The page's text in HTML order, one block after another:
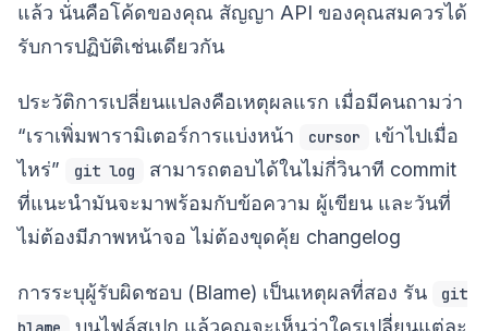
แล้ว นั่นคือโค้ดของคุณ สัญญา API ของคุณสมควรได้
รับการปฏิบัติเช่นเดียวกัน
ประวัติการเปลี่ยนแปลงคือเหตุผลแรก เมื่อมีคนถามว่า
“เราเพิ่มพารามิเตอร์การแบ่งหน้า
cursor
เข้าไปเมื่อ
ไหร่”
git log
สามารถตอบได้ในไม่กี่วินาที commit
ที่แนะนำมันจะมาพร้อมกับข้อความ ผู้เขียน และวันที่
ไม่ต้องมีภาพหน้าจอ ไม่ต้องขุดคุ้ย changelog
การระบุผู้รับผิดชอบ (Blame) เป็นเหตุผลที่สอง รัน
git
บนไฟล์สเปก แล้วคุณจะเห็นว่าใครเปลี่ยนแต่ละ